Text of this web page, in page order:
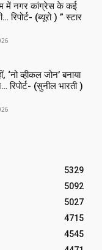
में नगर कांग्रेस के कई
रिपोर्ट- (ब्यूरो ) ” स्टार
‘नो व्हीकल जोन’ बनाया
रिपोर्ट- (सुनील भारती )
5329
5092
5027
4715
4545